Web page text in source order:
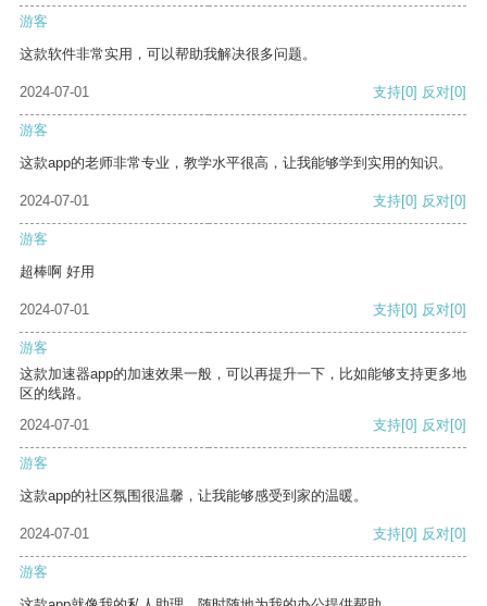
游客
这款软件非常实用，可以帮助我解决很多问题。
2024-07-01 支持[0] 反对[0]
游客
这款app的老师非常专业，教学水平很高，让我能够学到实用的知识。
2024-07-01 支持[0] 反对[0]
游客
超棒啊 好用
2024-07-01 支持[0] 反对[0]
游客
这款加速器app的加速效果一般，可以再提升一下，比如能够支持更多地
区的线路。
2024-07-01
支持[0] 反对[0]
游客
这款app的社区氛围很温馨，让我能够感受到家的温暖。
2024-07-01 支持[0] 反对[0]
游客